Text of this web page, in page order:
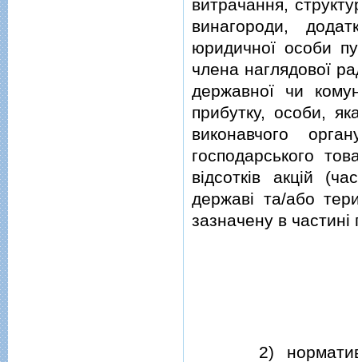
витрачання,
винагороди,
юридичної особи
члена наглядової
державної чи
прибутку, особи,
виконавчого
господарського
вiдсоткiв акцiй
державi та/або
зазначену в частинi
2) нормативно-